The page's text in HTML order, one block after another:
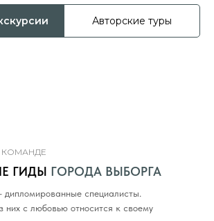
Авторские туры
ГИДЫ ГОРОДА ВЫБОРГА
дипломированные специалисты.
них с любовью относится к своему